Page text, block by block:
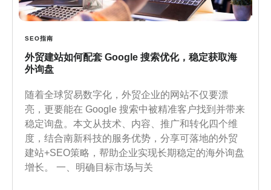
SEO指南
外贸建站如何配套 Google 搜索优化，稳定获取海
外询盘
随着全球贸易数字化，外贸企业的网站不仅要漂
亮，更要能在 Google 搜索中被精准客户找到并带来
稳定询盘。本文从技术、内容、推广和转化四个维
度，结合南新科技的服务优势，分享可落地的外贸
建站+SEO策略，帮助企业实现长期稳定的海外询盘
增长。 一、明确目标市场与关